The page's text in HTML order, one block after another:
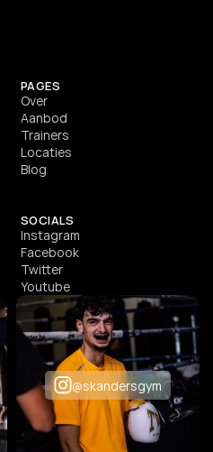
PAGES
Over
Aanbod
Trainers
Locaties
Blog
SOCIALS
Instagram
Facebook
Twitter
Youtube
@skandersgym